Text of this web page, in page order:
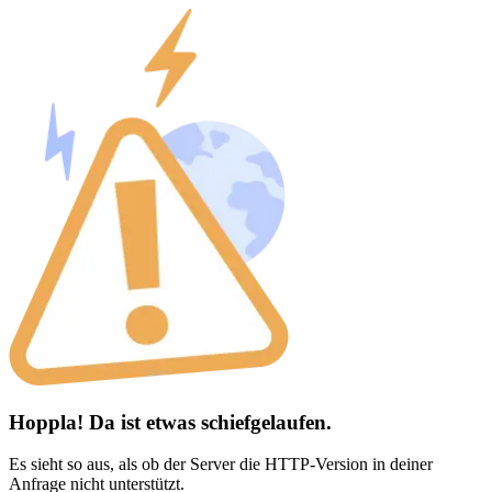
Hoppla! Da ist etwas schiefgelaufen.
Es sieht so aus, als ob der Server die HTTP-Version in deiner
Anfrage nicht unterstützt.